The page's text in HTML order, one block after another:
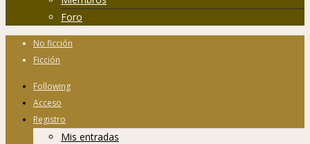
Foro
No ficción
Ficción
Following
Acceso
Registro
Mis entradas